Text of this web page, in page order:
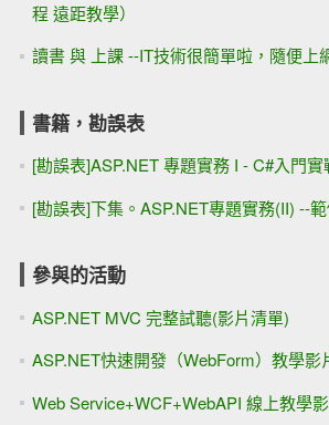
程 遠距教學）
讀書 與 上課 --IT技術很簡單啦，隨便上
書籍，勘誤表
[勘誤表]ASP.NET 專題實務 I - C#入門實
[勘誤表]下集。ASP.NET專題實務(II) --
參與的活動
ASP.NET MVC 完整試聽(影片清單)
ASP.NET快速開發（WebForm）教學影
Web Service+WCF+WebAPI 線上教學